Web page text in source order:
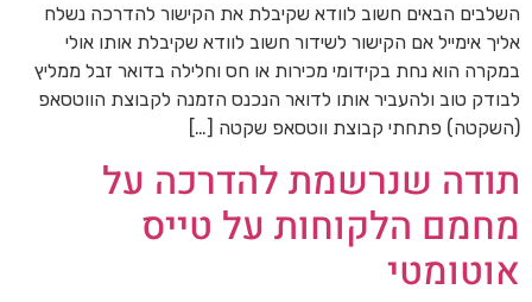
השלבים הבאים חשוב לוודא שקיבלת את הקישור להדרכה נשלח
אליך אימייל אם הקישור לשידור חשוב לוודא שקיבלת אותו אולי
במקרה הוא נחת בקידומי מכירות או חס וחלילה בדואר זבל ממליץ
לבודק טוב ולהעביר אותו לדואר הנכנס הזמנה לקבוצת הווטסאפ
(השקטה) פתחתי קבוצת ווטסאפ שקטה […]
תודה שנרשמת להדרכה על
מחמם הלקוחות על טייס
אוטומטי